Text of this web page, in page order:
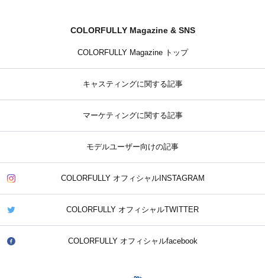
COLORFULLY Magazine & SNS
COLORFULLY Magazine トップ
キャスティングに関する記事
マーケティングに関する記事
モデルユーザー向けの記事
COLORFULLY オフィシャルINSTAGRAM
COLORFULLY オフィシャルTWITTER
COLORFULLY オフィシャルfacebook